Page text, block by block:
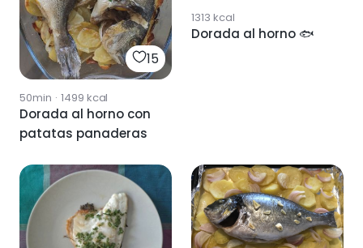
15
50min · 1499 kcal
Dorada al horno con
patatas panaderas
1313 kcal
Dorada al horno 🐟